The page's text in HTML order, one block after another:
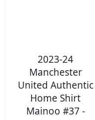
2023-24
Manchester
United Authentic
Home Shirt
Mainoo #37 -